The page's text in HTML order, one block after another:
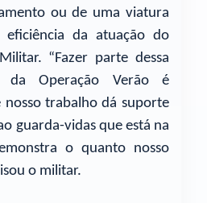
ou de uma viatura
da atuação do
“Fazer parte dessa
da Operação Verão é
trabalho dá suporte
guarda-vidas que está na
o quanto nosso
o militar.